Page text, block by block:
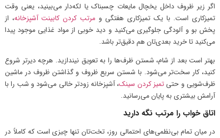
اگر زیر ظروف داخل یخچال مایعات چسبناک یا لکه‌دار می‌بینید، یعنی وقت
تمیزکاری است. با یک تمیزکاری هفتگی ومرتب کردن کابینت آشپزخانه، از
پخش بو و آلودگی جلوگیری می‌کنید و دید خوبی از مواد غذایی موجود پیدا
می‌کنید تا خرید بعدی‌تان هم دقیق‌تر باشد.
بهتر است بعد از شام، شستن ظرف‌ها را به تعویق نیندازید. هرچه دیرتر شروع
کنید، کار سخت‌تر می‌شود. با شستن سریع ظروف و گذاشتن ظروف در ماشین
ظرف‌شویی و حتی تمیز کردن سینک، آشپزخانه زودتر خالی می‌شود و شب را با
آرامش بیشتری به پایان می‌رسانید.
اتاق خواب را مرتب نگه دارید
در میان تمام بی‌نظمی‌های احتمالی روز، تخت‌تان تنها چیزی است که کاملاً در